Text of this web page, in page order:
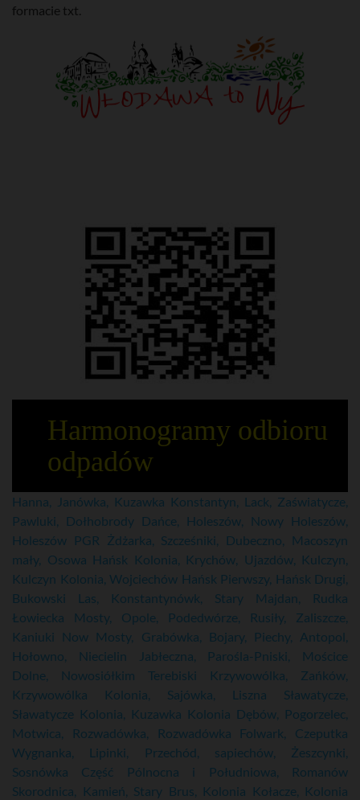
formacie txt.
Harmonogramy odbioru
odpadów
Hanna, Janówka, Kuzawka Konstantyn, Lack, Zaświatycze,
Pawluki, Dołhobrody Dańce, Holeszów, Nowy Holeszów,
Holeszów PGR Żdżarka, Szcześniki, Dubeczno, Macoszyn
mały, Osowa Hańsk Kolonia, Krychów, Ujazdów, Kulczyn,
Kulczyn Kolonia, Wojciechów Hańsk Pierwszy, Hańsk Drugi,
Bukowski Las, Konstantynówk, Stary Majdan, Rudka
Łowiecka
Mosty, Opole, Podedwórze, Rusiły, Zaliszcze,
Kaniuki Now Mosty, Grabówka, Bojary, Piechy, Antopol,
Hołowno, Niecielin
Jabłeczna, Parośla-Pniski, Mościce
Dolne, Nowosiółkim Terebiski Krzywowólka, Zańków,
Krzywowólka Kolonia, Sajówka, Liszna Sławatycze,
Sławatycze Kolonia, Kuzawka Kolonia Dębów, Pogorzelec,
Motwica, Rozwadówka, Rozwadówka Folwark, Czeputka
Wygnanka, Lipinki, Przechód, sapiechów, Żeszcynki,
Sosnówka Część Pólnocna i Południowa, Romanów
Skorodnica, Kamień, Stary Brus, Kolonia Kołacze, Kolonia